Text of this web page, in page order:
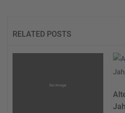
RELATED POSTS